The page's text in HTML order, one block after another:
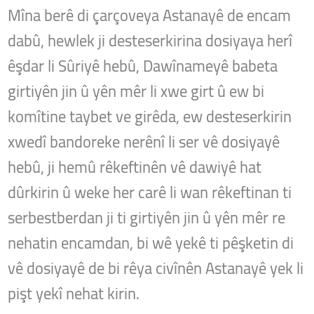
Mîna berê di çarçoveya Astanayê de encam
dabû, hewlek ji desteserkirina dosiyaya herî
êşdar li Sûriyê hebû, Dawînameyê babeta
girtiyên jin û yên mêr li xwe girt û ew bi
komîtine taybet ve girêda, ew desteserkirin
xwedî bandoreke nerênî li ser vê dosiyayê
hebû, ji hemû rêkeftinên vê dawiyê hat
dûrkirin û weke her carê li wan rêkeftinan ti
serbestberdan ji ti girtiyên jin û yên mêr re
nehatin encamdan, bi wê yekê ti pêşketin di
vê dosiyayê de bi rêya civînên Astanayê yek li
pişt yekî nehat kirin.